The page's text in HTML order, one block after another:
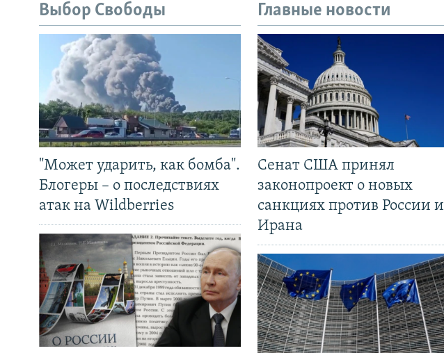
Выбор Свободы
"Может ударить, как бомба".
Блогеры – о последствиях
атак на Wildberries
Главные новости
Сенат США принял
законопроект о новых
санкциях против России и
Ирана